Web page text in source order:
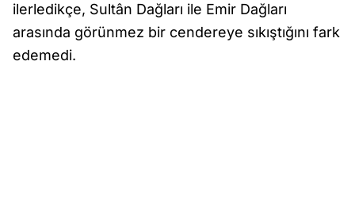
ilerledikçe, Sultân Dağları ile Emir Dağları
arasında görünmez bir cendereye sıkıştığını fark
edemedi.